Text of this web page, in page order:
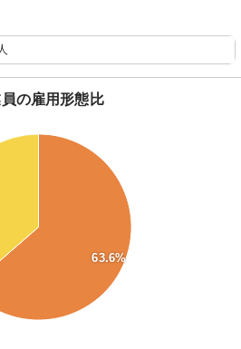
の雇用形態比
63.6%